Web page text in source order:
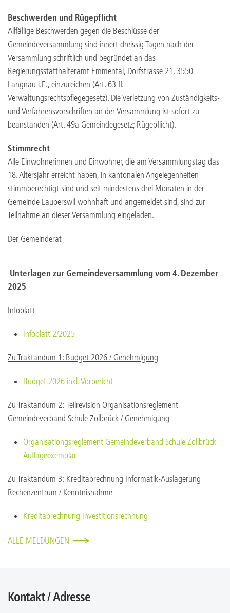
Beschwerden und Rügepflicht
Allfällige Beschwerden gegen die Beschlüsse der
Gemeindeversammlung sind innert dreissig Tagen nach der
Versammlung schriftlich und begründet an das
Regierungsstatthalteramt Emmental, Dorfstrasse 21, 3550
Langnau i.E., einzureichen (Art. 63 ff.
Verwaltungsrechtspflegegesetz). Die Verletzung von Zuständigkeits-
und Verfahrensvorschriften an der Versammlung ist sofort zu
beanstanden (Art. 49a Gemeindegesetz; Rügepflicht).
Stimmrecht
Alle Einwohnerinnen und Einwohner, die am Versammlungstag das
18. Altersjahr erreicht haben, in kantonalen Angelegenheiten
stimmberechtigt sind und seit mindestens drei Monaten in der
Gemeinde Lauperswil wohnhaft und angemeldet sind, sind zur
Teilnahme an dieser Versammlung eingeladen.
Der Gemeinderat
Unterlagen zur Gemeindeversammlung vom 4. Dezember
2025
Infoblatt
Infoblatt 2/2025
Zu Traktandum 1: Budget 2026 / Genehmigung
Budget 2026 inkl. Vorbericht
Zu Traktandum 2: Teilrevision Organisationsreglement
Gemeindeverband Schule Zollbrück / Genehmigung
Organisationgsreglement Gemeindeverband Schule Zollbrück
Auflageexemplar
Zu Traktandum 3: Kreditabrechnung Informatik-Auslagerung
Rechenzentrum / Kenntnisnahme
Kreditabrechnung Investitionsrechnung
ALLE MELDUNGEN
Kontakt / Adresse